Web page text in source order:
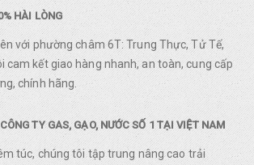
HÀI LÒNG
với phường châm 6T: Trung Thực, Tử Tế,
cam kết giao hàng nhanh, an toàn, cung cấp
chính hãng.
TY GAS, GẠO, NƯỚC SỐ 1 TẠI VIỆT NAM
túc, chúng tôi tập trung nâng cao trải